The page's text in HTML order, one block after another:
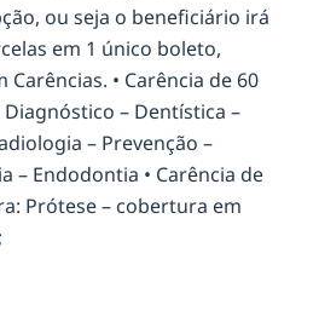
ou seja o beneficiário irá
em 1 único boleto,
• Carência de 60
– Dentística –
– Prevenção –
– Endodontia • Carência de
Prótese – cobertura em